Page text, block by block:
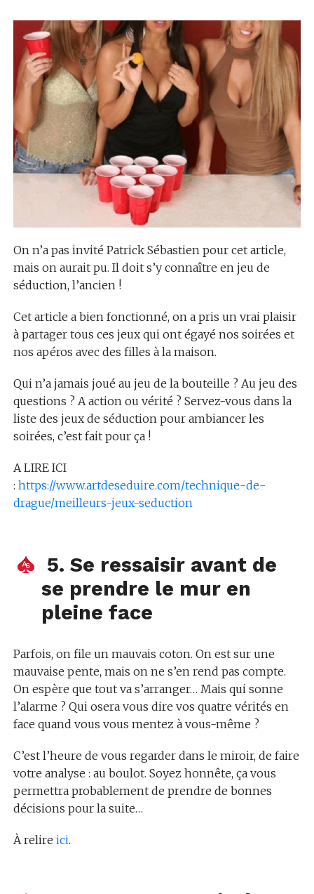
On n’a pas invité Patrick Sébastien pour cet article,
mais on aurait pu. Il doit s’y connaître en jeu de
séduction, l’ancien !
Cet article a bien fonctionné, on a pris un vrai plaisir
à partager tous ces jeux qui ont égayé nos soirées et
nos apéros avec des filles à la maison.
Qui n’a jamais joué au jeu de la bouteille ? Au jeu des
questions ? A action ou vérité ? Servez-vous dans la
liste des jeux de séduction pour ambiancer les
soirées, c’est fait pour ça !
A LIRE ICI
: https://www.artdeseduire.com/technique-de-
drague/meilleurs-jeux-seduction
5. Se ressaisir avant de
se prendre le mur en
pleine face
Parfois, on file un mauvais coton. On est sur une
mauvaise pente, mais on ne s’en rend pas compte.
On espère que tout va s’arranger… Mais qui sonne
l’alarme ? Qui osera vous dire vos quatre vérités en
face quand vous vous mentez à vous-même ?
C’est l’heure de vous regarder dans le miroir, de faire
votre analyse : au boulot. Soyez honnête, ça vous
permettra probablement de prendre de bonnes
décisions pour la suite…
À relire ici.